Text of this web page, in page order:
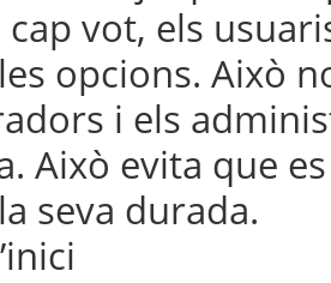
cap vot, els
opcions. Això
i els
Això evita que
seva durada.